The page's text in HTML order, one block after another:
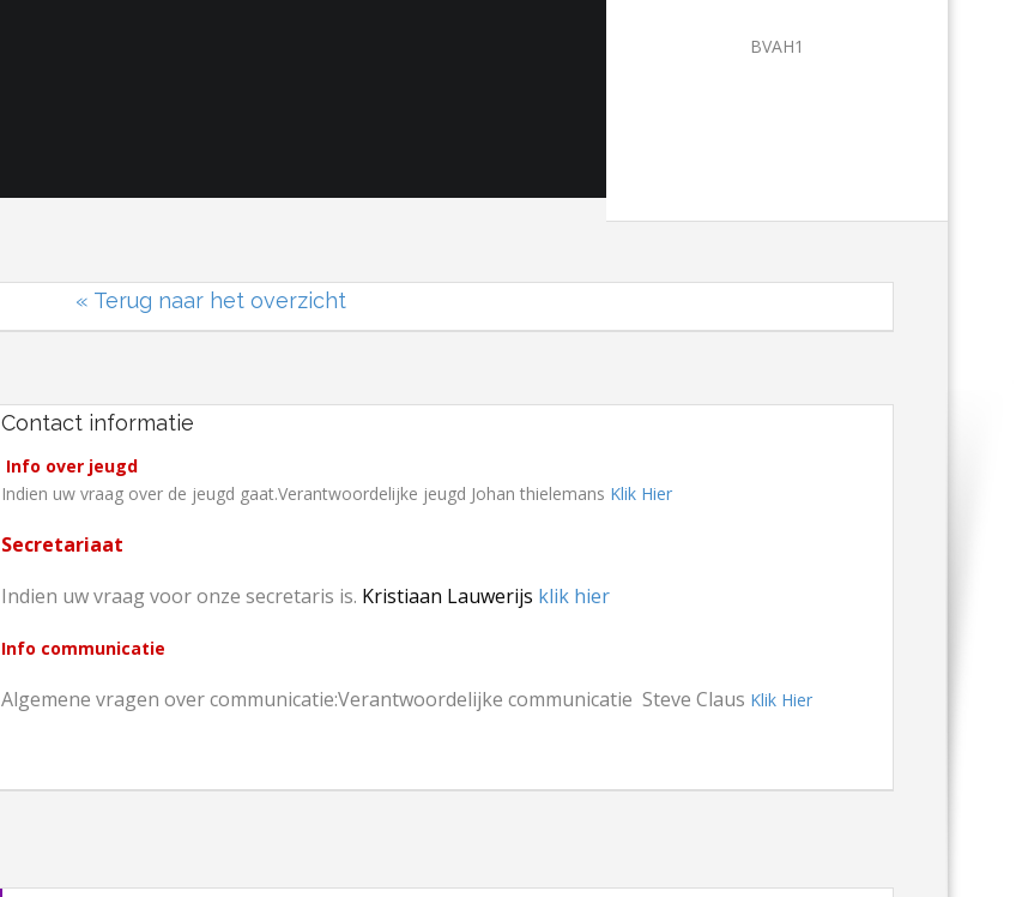
BVAH1
« Terug naar het overzicht
Contact informatie
Info over jeugd
Indien uw vraag over de jeugd gaat.Verantwoordelijke jeugd Johan thielemans Klik Hier
Secretariaat
Indien uw vraag voor onze secretaris is. Kristiaan Lauwerijs klik hier
Info communicatie
Algemene vragen over communicatie:Verantwoordelijke communicatie Steve Claus Klik Hier